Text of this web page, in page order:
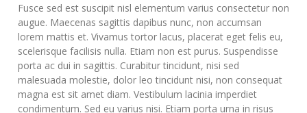
Fusce sed est suscipit nisl elementum varius consectetur non
augue. Maecenas sagittis dapibus nunc, non accumsan
lorem mattis et. Vivamus tortor lacus, placerat eget felis eu,
scelerisque facilisis nulla. Etiam non est purus. Suspendisse
porta ac dui in sagittis. Curabitur tincidunt, nisi sed
malesuada molestie, dolor leo tincidunt nisi, non consequat
magna est sit amet diam. Vestibulum lacinia imperdiet
condimentum. Sed eu varius nisi. Etiam porta urna in risus